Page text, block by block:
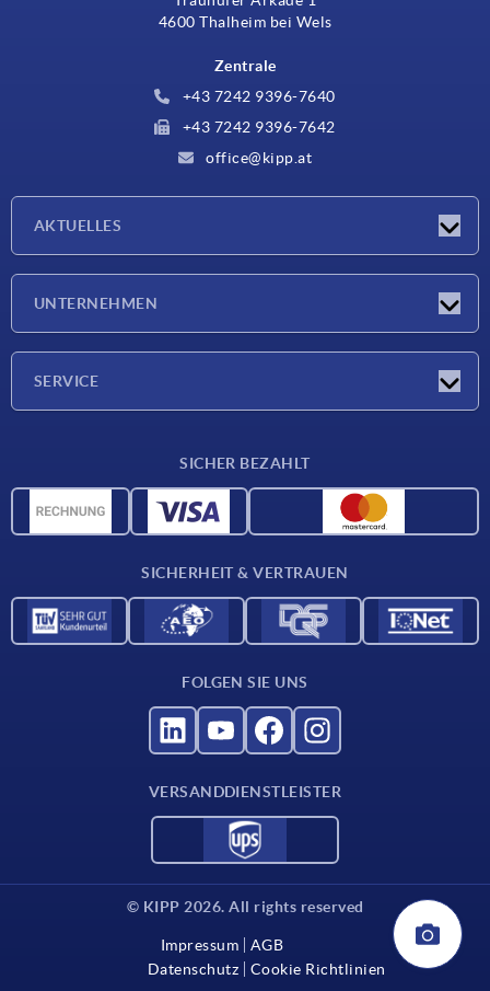
4600 Thalheim bei Wels
Zentrale
+43 7242 9396-7640
+43 7242 9396-7642
office@kipp.at
AKTUELLES
UNTERNEHMEN
SERVICE
CAD-Daten
Für Lieferanten
SICHER BEZAHLT
SICHERHEIT & VERTRAUEN
FOLGEN SIE UNS
VERSANDDIENSTLEISTER
© KIPP 2026. All rights reserved
Impressum
AGB
Datenschutz
Cookie Richtlinien